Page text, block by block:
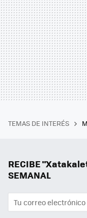
TEMAS DE INTERÉS
RECIBE
SEMANAL